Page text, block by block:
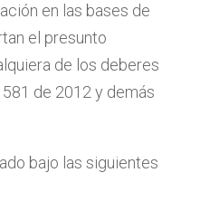
en las bases de
el presunto
de los deberes
de 2012 y demás
bajo las siguientes